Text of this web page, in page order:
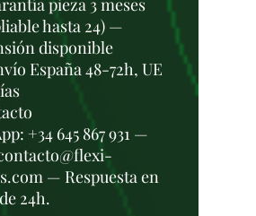
pieza 3 meses
hasta 24) —
disponible
España 48-72h, UE
+34 645 867 931 —
— Respuesta en
24h.